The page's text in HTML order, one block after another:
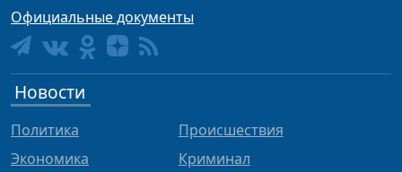
Официальные документы
Новости
Политика
Экономика
Происшествия
Криминал